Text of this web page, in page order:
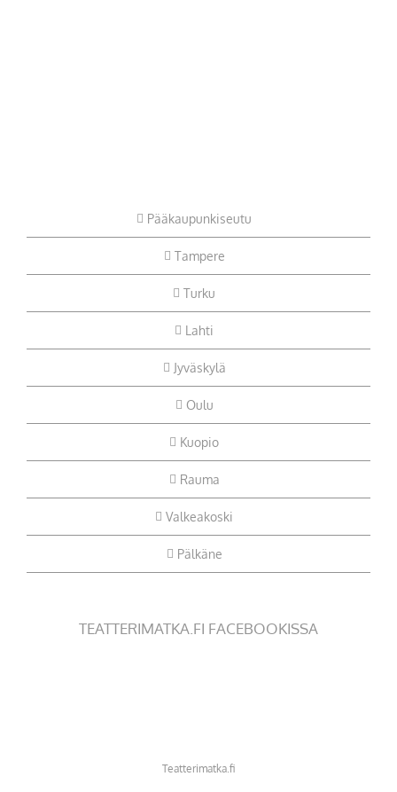
Pääkaupunkiseutu
Tampere
Turku
Lahti
Jyväskylä
Oulu
Kuopio
Rauma
Valkeakoski
Pälkäne
TEATTERIMATKA.FI FACEBOOKISSA
Teatterimatka.fi